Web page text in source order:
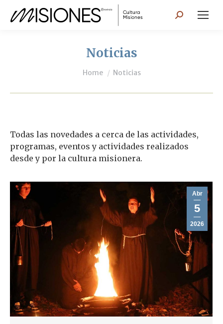
Search:
Noticias
You are here:
Home Noticias
Todas las novedades a cerca de las actividades,
programas, eventos y actividades realizados
desde y por la cultura misionera.
Abr
5
2026